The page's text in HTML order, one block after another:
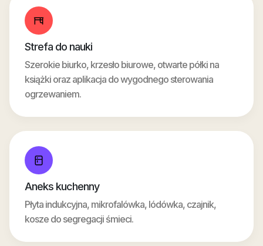
Strefa do nauki
Szerokie biurko, krzesło biurowe, otwarte półki na
książki oraz aplikacja do wygodnego sterowania
ogrzewaniem.
Aneks kuchenny
Płyta indukcyjna, mikrofalówka, lódówka, czajnik,
kosze do segregacji śmieci.